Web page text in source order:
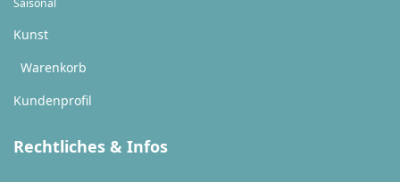
Kunst
Warenkorb
Kundenprofil
Rechtliches & Infos